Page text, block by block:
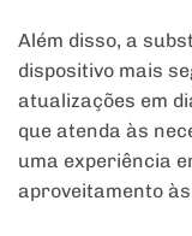
Além disso, a
dispositivo mais
atualizações em
que atenda às
uma experiência
aproveitamento